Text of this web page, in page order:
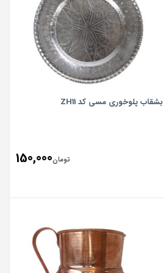
بشقاب پلوخوری مسی کد ZH11
تومان150,000